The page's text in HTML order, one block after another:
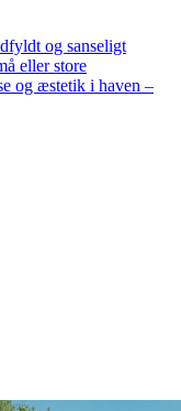
og sanseligt
eller store
og æstetik i haven –